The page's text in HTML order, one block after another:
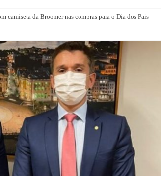
do Padre Rogério Silva em Santo Aleixo
camiseta da Broomer nas compras para o Dia dos Pais